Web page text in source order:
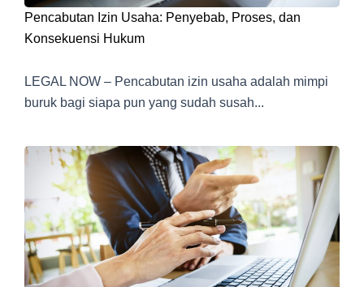
Pencabutan Izin Usaha: Penyebab, Proses, dan
Konsekuensi Hukum
LEGAL NOW – Pencabutan izin usaha adalah mimpi
buruk bagi siapa pun yang sudah susah...